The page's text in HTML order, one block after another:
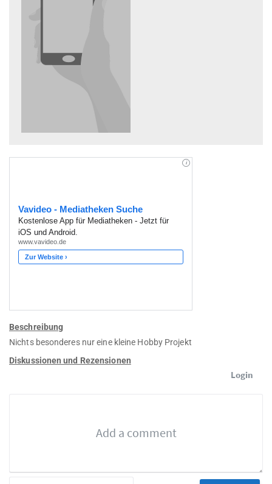
Beschreibung
Nichts besonderes nur eine kleine Hobby Projekt
Diskussionen und Rezensionen
Login